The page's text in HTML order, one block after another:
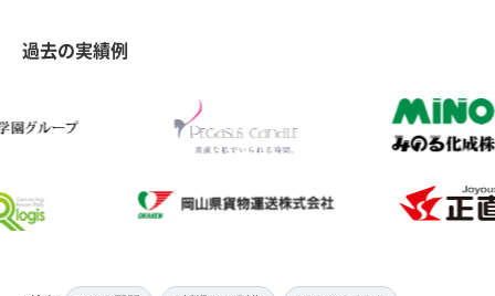
過去の実績例